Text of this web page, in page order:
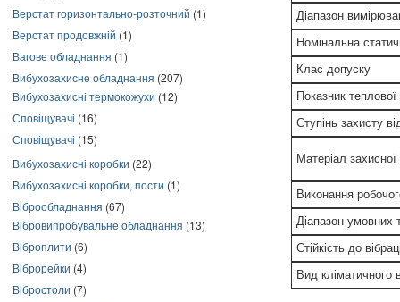
Верстат горизонтально-розточний (1)
Верстат продовжній (1)
Вагове обладнання (1)
Вибухозахисне обладнання (207)
Вибухозахисні термокожухи (12)
Сповіщувачі (16)
Сповіщувачі (15)
Вибухозахисні коробки (22)
Вибухозахисні коробки, пости (1)
Віброобладнання (67)
Вібровипробувальне обладнання (13)
Віброплити (6)
Віброрейки (4)
Вібростоли (7)
Діапазон
Номінальна
Клас допуску
Показник теплової
Ступінь захисту
Матеріал
Виконання
Діапазон умовних
Стійкість до
Вид кліматичного